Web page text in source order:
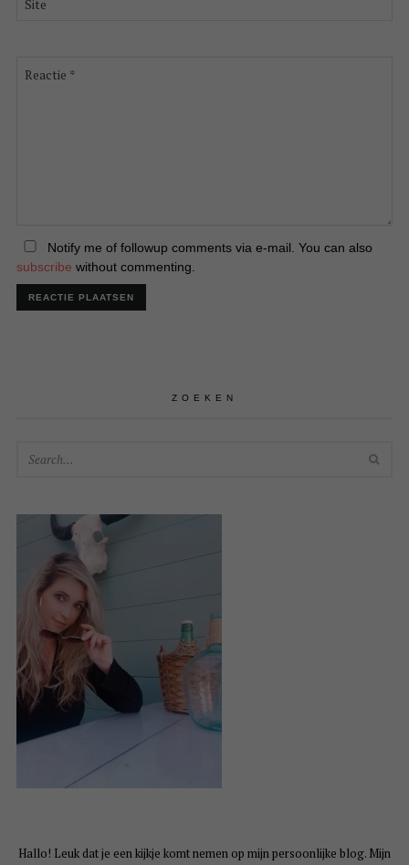
Notify me of followup comments via e-mail. You can also
subscribe without commenting.
ZOEKEN
Hallo! Leuk dat je een kijkje komt nemen op mijn persoonlijke blog. Mijn